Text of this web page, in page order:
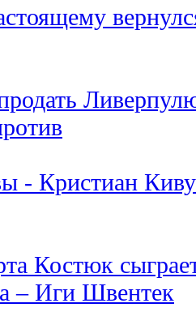
- Кристиан
Костюк
– Иги Швентек